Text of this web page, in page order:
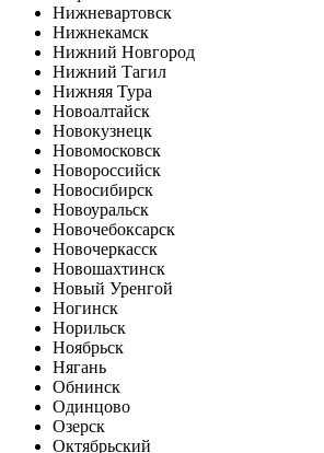
Нижневартовск
Нижнекамск
Нижний Новгород
Нижний Тагил
Нижняя Тура
Новоалтайск
Новокузнецк
Новомосковск
Новороссийск
Новосибирск
Новоуральск
Новочебоксарск
Новочеркасск
Новошахтинск
Новый Уренгой
Ногинск
Норильск
Ноябрьск
Нягань
Обнинск
Одинцово
Озерск
Октябрьский